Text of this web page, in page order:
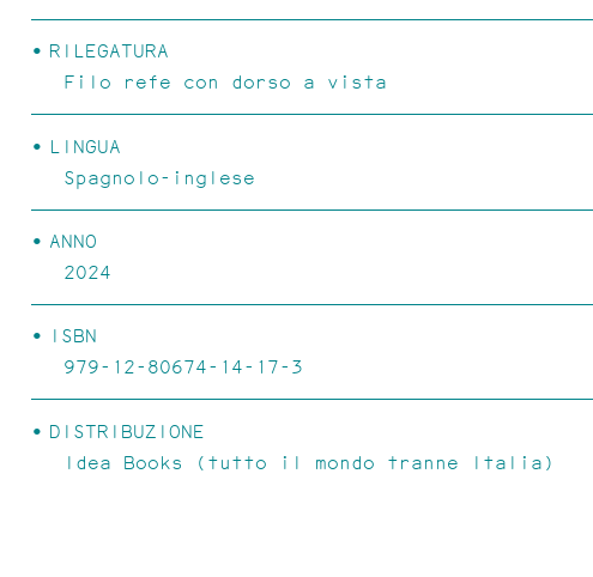
CONCRETE ISULA
RILEGATURA
Filo refe con dorso a vista
LINGUA
Spagnolo-inglese
ANNO
2024
ISBN
979-12-80674-14-17-3
DISTRIBUZIONE
Idea Books (tutto il mondo tranne Italia)